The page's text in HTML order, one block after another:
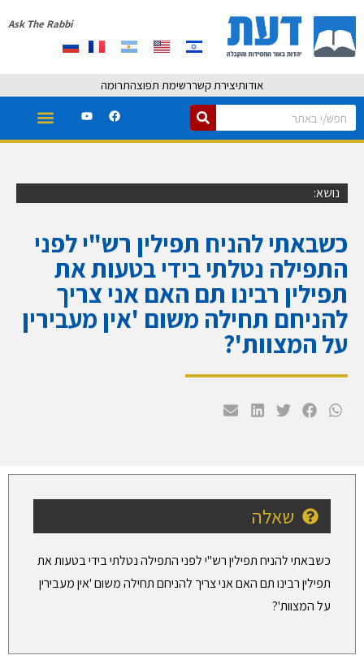
Ask The Rabbi
אודותיצירת קשררשימת תפוצהתרומה
נושא:
כשבאתי להניח תפילין רש"י לפני
התפילה נטלתי בידי בטעות את
תפילין רבינו תם האם אני צריך
להניחם תחילה משום 'אין מעבירין
על המצוות'?
שאלה
כשבאתי להניח תפילין רש"י לפני התפילה נטלתי בידי בטעות את
תפילין רבינו תם האם אני צריך להניחם תחילה משום 'אין מעבירין
על המצוות'?